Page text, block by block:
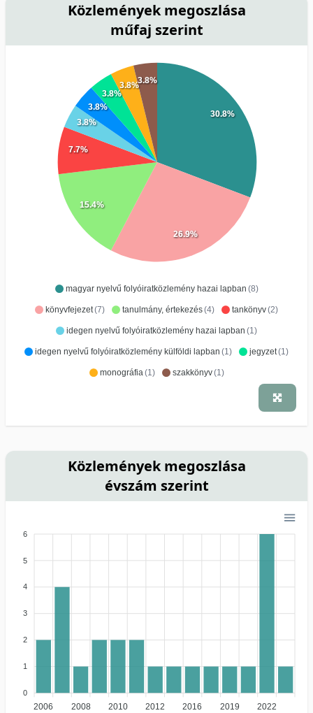
Közlemények megoszlása
műfaj szerint
magyar nyelvű folyóiratközlemény hazai lapban (8)
könyvfejezet(7) tanulmány, értekezés(4) tankönyv(2)
idegen nyelvű folyóiratközlemény hazai lapban (1)
idegen nyelvű folyóiratközlemény külföldi lapban (1) jegyzet(1)
monográfia (1) szakkönyv(1)
30.8%
26.9%
15.4%
7.7%
3.8%
3.8%
3.8%
3.8%3.8%
Közlemények megoszlása
évszám szerint
6
5
4
3
2
1
0
2006 2008 2010 2012 2016 2019 2022